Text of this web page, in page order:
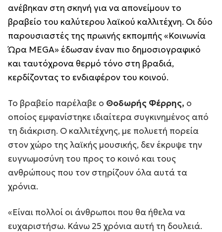
ανέβηκαν στη σκηνή για να απονείμουν το
βραβείο του καλύτερου λαϊκού καλλιτέχνη. Οι δύο
παρουσιαστές της πρωινής εκπομπής «Κοινωνία
Ώρα MEGA» έδωσαν έναν πιο δημοσιογραφικό
και ταυτόχρονα θερμό τόνο στη βραδιά,
κερδίζοντας το ενδιαφέρον του κοινού.
Το βραβείο παρέλαβε ο Θοδωρής Φέρρης, ο
οποίος εμφανίστηκε ιδιαίτερα συγκινημένος από
τη διάκριση. Ο καλλιτέχνης, με πολυετή πορεία
στον χώρο της λαϊκής μουσικής, δεν έκρυψε την
ευγνωμοσύνη του προς το κοινό και τους
ανθρώπους που τον στηρίζουν όλα αυτά τα
χρόνια.
«Είναι πολλοί οι άνθρωποι που θα ήθελα να
ευχαριστήσω. Κάνω 25 χρόνια αυτή τη δουλειά.